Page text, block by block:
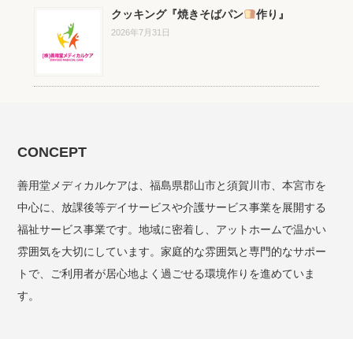
クッキング『焼きそばパン 作り』
2026年7月31日
CONCEPT
善用堂メディカルケアは、福島県郡山市と須賀川市、本宮市を
中心に、放課後等デイサービスや介護サービス事業を展開する
福祉サービス事業です。地域に密着し、アットホームで温かい
雰囲気を大切にしています。家庭的な雰囲気と専門的なサポー
トで、ご利用者が居心地よく過ごせる環境作りを進めていま
す。